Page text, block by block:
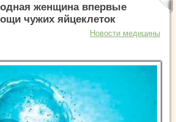
женщина впервые
чужих яйцеклеток
Новости медицины